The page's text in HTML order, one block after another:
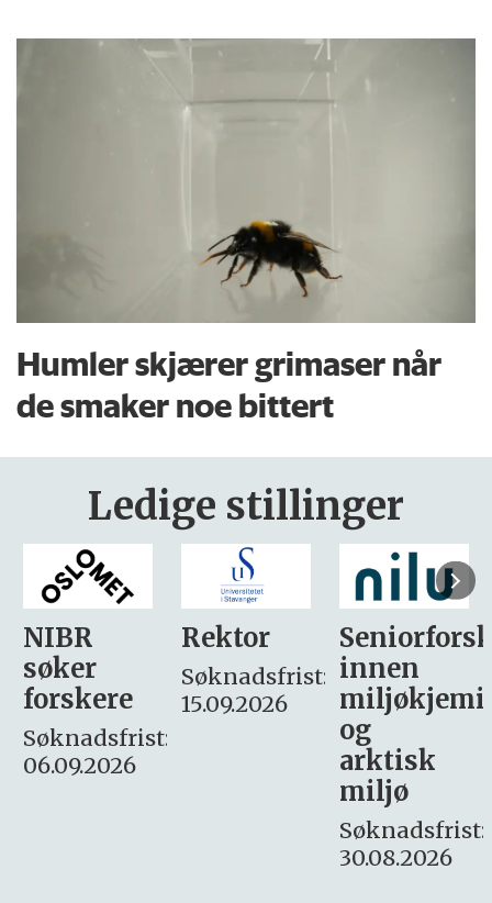
Humler skjærer grimaser når
de smaker noe bittert
Ledige stillinger
Rektor
Søknadsfrist:
15.09.2026
Seniorforsker
innen
miljøkjemi
søker
– fast
Søknadsfrist:
16. august.